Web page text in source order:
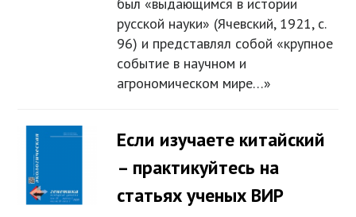
был «выдающимся в истории
русской науки» (Ячевский, 1921, с.
96) и представлял собой «крупное
событие в научном и
агрономическом мире…»
Если изучаете китайский
– практикуйтесь на
статьях ученых ВИР